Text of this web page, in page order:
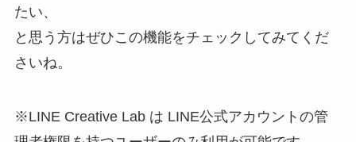
たい、
と思う方はぜひこの機能をチェックしてみてくだ
さいね。
※LINE Creative Lab は LINE公式アカウントの管